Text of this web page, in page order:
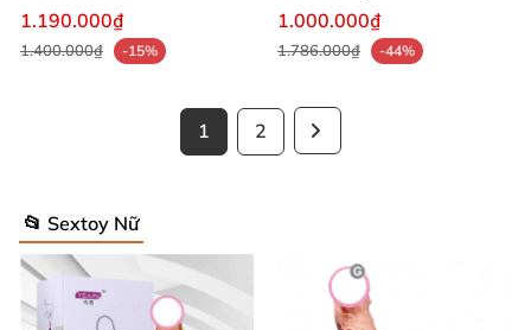
inch thật
1.190.000₫
1.400.000₫ -15%
năng
1.000.000₫
1.786.000₫ -44%
1 2
📂 Sextoy Nữ